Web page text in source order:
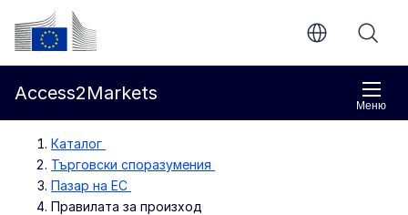
Направо към основното съдържание
Европейска комисия
Меню
Access2Markets
Каталог
Търговски споразумения
Пазар на ЕС
Правилата за произход